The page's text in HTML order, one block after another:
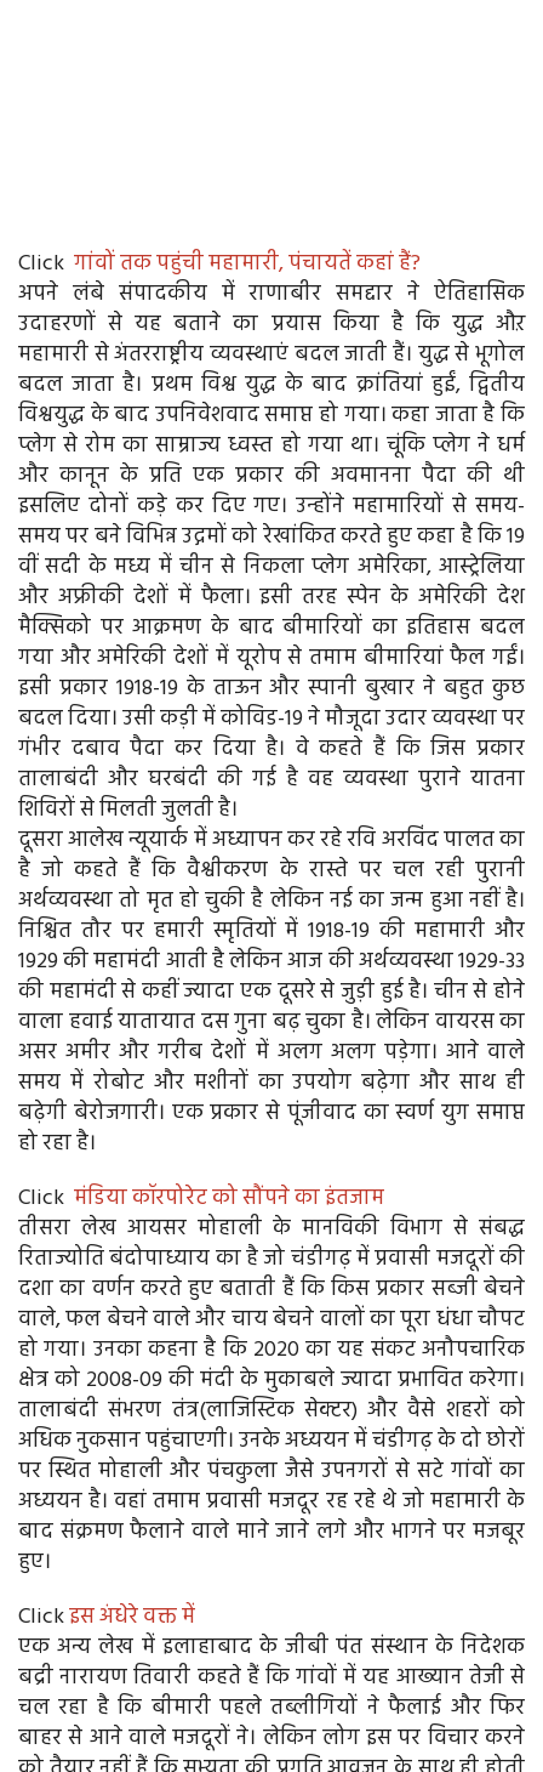
Click गांवों तक पहुंची महामारी, पंचायतें कहां हैं?
अपने लंबे संपादकीय में राणाबीर समद्दार ने ऐतिहासिक
उदाहरणों से यह बताने का प्रयास किया है कि युद्ध औऱ
महामारी से अंतरराष्ट्रीय व्यवस्थाएं बदल जाती हैं। युद्ध से भूगोल
बदल जाता है। प्रथम विश्व युद्ध के बाद क्रांतियां हुईं, द्वितीय
विश्वयुद्ध के बाद उपनिवेशवाद समाप्त हो गया। कहा जाता है कि
प्लेग से रोम का साम्राज्य ध्वस्त हो गया था। चूंकि प्लेग ने धर्म
और कानून के प्रति एक प्रकार की अवमानना पैदा की थी
इसलिए दोनों कड़े कर दिए गए। उन्होंने महामारियों से समय-
समय पर बने विभिन्न उद्गमों को रेखांकित करते हुए कहा है कि 19
वीं सदी के मध्य में चीन से निकला प्लेग अमेरिका, आस्ट्रेलिया
और अफ्रीकी देशों में फैला। इसी तरह स्पेन के अमेरिकी देश
मैक्सिको पर आक्रमण के बाद बीमारियों का इतिहास बदल
गया और अमेरिकी देशों में यूरोप से तमाम बीमारियां फैल गईं।
इसी प्रकार 1918-19 के ताऊन और स्पानी बुखार ने बहुत कुछ
बदल दिया। उसी कड़ी में कोविड-19 ने मौजूदा उदार व्यवस्था पर
गंभीर दबाव पैदा कर दिया है। वे कहते हैं कि जिस प्रकार
तालाबंदी और घरबंदी की गई है वह व्यवस्था पुराने यातना
शिविरों से मिलती जुलती है।
दूसरा आलेख न्यूयार्क में अध्यापन कर रहे रवि अरविंद पालत का
है जो कहते हैं कि वैश्वीकरण के रास्ते पर चल रही पुरानी
अर्थव्यवस्था तो मृत हो चुकी है लेकिन नई का जन्म हुआ नहीं है।
निश्चित तौर पर हमारी स्मृतियों में 1918-19 की महामारी और
1929 की महामंदी आती है लेकिन आज की अर्थव्यवस्था 1929-33
की महामंदी से कहीं ज्यादा एक दूसरे से जुड़ी हुई है। चीन से होने
वाला हवाई यातायात दस गुना बढ़ चुका है। लेकिन वायरस का
असर अमीर और गरीब देशों में अलग अलग पड़ेगा। आने वाले
समय में रोबोट और मशीनों का उपयोग बढ़ेगा और साथ ही
बढ़ेगी बेरोजगारी। एक प्रकार से पूंजीवाद का स्वर्ण युग समाप्त
हो रहा है।
Click मंडिया कॉरपोरेट को सौंपने का इंतजाम
तीसरा लेख आयसर मोहाली के मानविकी विभाग से संबद्ध
रिताज्योति बंदोपाध्याय का है जो चंडीगढ़ में प्रवासी मजदूरों की
दशा का वर्णन करते हुए बताती हैं कि किस प्रकार सब्जी बेचने
वाले, फल बेचने वाले और चाय बेचने वालों का पूरा धंधा चौपट
हो गया। उनका कहना है कि 2020 का यह संकट अनौपचारिक
क्षेत्र को 2008-09 की मंदी के मुकाबले ज्यादा प्रभावित करेगा।
तालाबंदी संभरण तंत्र(लाजिस्टिक सेक्टर) और वैसे शहरों को
अधिक नुकसान पहुंचाएगी। उनके अध्ययन में चंडीगढ़ के दो छोरों
पर स्थित मोहाली और पंचकुला जैसे उपनगरों से सटे गांवों का
अध्ययन है। वहां तमाम प्रवासी मजदूर रह रहे थे जो महामारी के
बाद संक्रमण फैलाने वाले माने जाने लगे और भागने पर मजबूर
हुए।
Clickइस अंधेरे वक्त में
एक अन्य लेख में इलाहाबाद के जीबी पंत संस्थान के निदेशक
बद्री नारायण तिवारी कहते हैं कि गांवों में यह आख्यान तेजी से
चल रहा है कि बीमारी पहले तब्लीगियों ने फैलाई और फिर
बाहर से आने वाले मजदूरों ने। लेकिन लोग इस पर विचार करने